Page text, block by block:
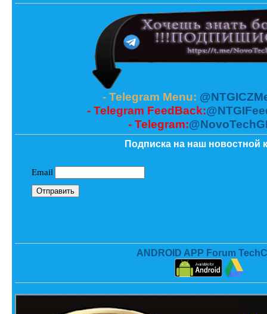
- Telegram Menu:
- Telegram FeedBack:
- Telegram:
Подписка на наш новостной
ANDROID APP Forum